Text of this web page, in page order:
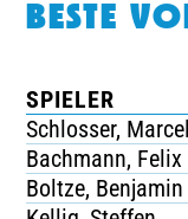
BESTE
SPIELER
Schlosser, Marcel
Bachmann, Felix
Boltze, Benjamin